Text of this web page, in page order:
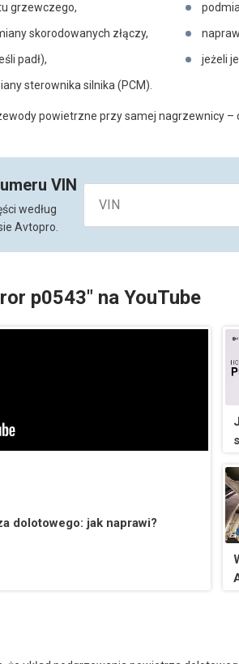
grzewczego,
skorodowanych złączy,
padł),
jeżeli
sterownika silnika (PCM).
powietrzne przy samej nagrzewnicy –
VIN
według
Avtopro.
p0543" na YouTube
dolotowego: jak naprawi?